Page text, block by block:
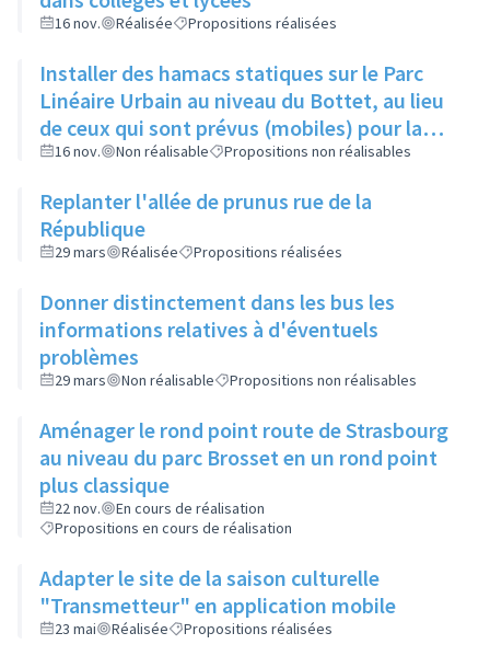
16 nov. Réalisée Propositions réalisées
Installer des hamacs statiques sur le Parc
Linéaire Urbain au niveau du Bottet, au lieu
de ceux qui sont prévus (mobiles) pour la
limiter la dangerosité
16 nov. Non réalisable Propositions non réalisables
Replanter l'allée de prunus rue de la
République
29 mars Réalisée Propositions réalisées
Donner distinctement dans les bus les
informations relatives à d'éventuels
problèmes
29 mars Non réalisable Propositions non réalisables
Aménager le rond point route de Strasbourg
au niveau du parc Brosset en un rond point
plus classique
22 nov.
En cours de réalisation
Propositions en cours de réalisation
Adapter le site de la saison culturelle
"Transmetteur" en application mobile
23 mai Réalisée Propositions réalisées